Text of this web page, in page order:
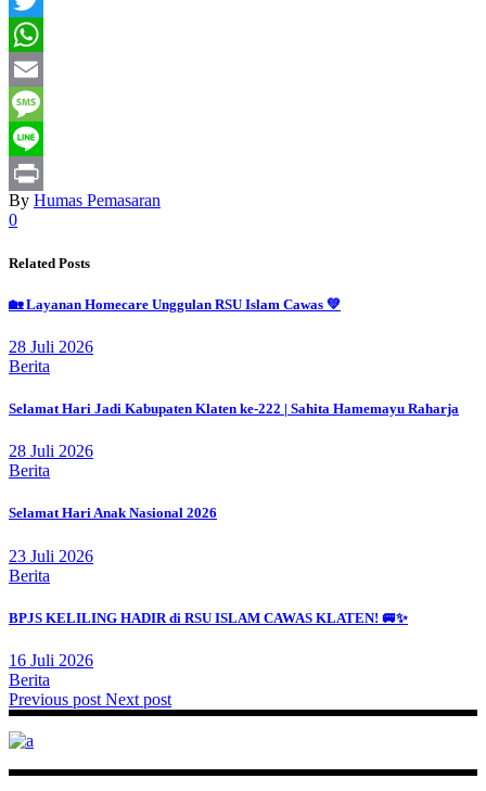
Twitter
WhatsApp
Email
Message
Line
Print
By Humas Pemasaran
0
Related Posts
🏡 Layanan Homecare Unggulan RSU Islam Cawas 💚
28 Juli 2026
Berita
Selamat Hari Jadi Kabupaten Klaten ke-222 | Sahita Hamemayu Raharja
28 Juli 2026
Berita
Selamat Hari Anak Nasional 2026
23 Juli 2026
Berita
BPJS KELILING HADIR di RSU ISLAM CAWAS KLATEN! 🚐✨
16 Juli 2026
Berita
Previous post Next post